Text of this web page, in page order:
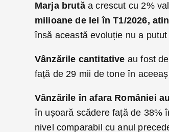
Marja brutăa crescut cu 2%
milioane de lei în T1/2026,
însă această evoluție nu a
Vânzările cantitative au fost de
față de 29 mii de tone în
Vânzările în afara României
în ușoară scădere față de 38%
nivel comparabil cu anul